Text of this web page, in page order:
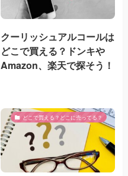
クーリッシュアルコールは
どこで買える？ドンキや
Amazon、楽天で探そう！
どこで買える？どこに売ってる？